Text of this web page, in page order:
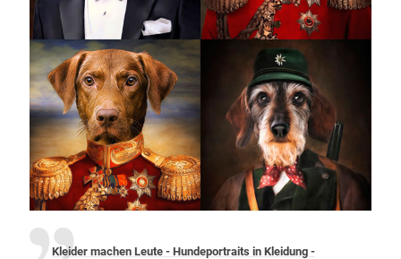
Kleider machen Leute - Hundeportraits in Kleidung -